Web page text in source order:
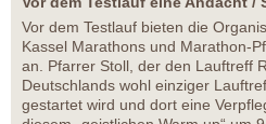
Vor dem Testlauf bieten die
Kassel Marathons und Marathon-
an. Pfarrer Stoll, der den Lauftreff
Deutschlands wohl einziger
gestartet wird und dort eine